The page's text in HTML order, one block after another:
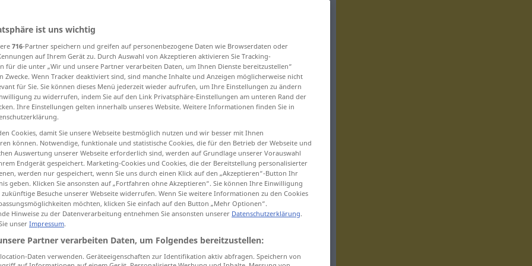
appropriate
einschlägigbetreffend
on (od die einschlägigeLiteratur
die einschlägigen Paragrafen
ist uns wichtig
716-Partner speichern und greifen auf personenbezogene Daten wie Browserdaten oder
auf Ihrem Gerät zu. Durch Auswahl von Akzeptieren aktivieren Sie Tracking-
für die unter „Wir und unsere Partner verarbeiten Daten, um Ihnen Dienste bereitzustellen“
Zwecke. Wenn Tracker deaktiviert sind, sind manche Inhalte und Anzeigen möglicherweise nicht
für Sie. Sie können dieses Menü jederzeit wieder aufrufen, um Ihre Einstellungen zu ändern
zu widerrufen, indem Sie auf den Link Privatsphäre-Einstellungen am unteren Rand der
Ihre Einstellungen gelten innerhalb unseres Website. Weitere Informationen finden Sie in
Cookies, damit Sie unsere Webseite bestmöglich nutzen und wir besser mit Ihnen
können. Notwendige, funktionale und statistische Cookies, die für den Betrieb der Webseite und
Auswertung unserer Webseite erforderlich sind, werden auf Grundlage unserer Vorauswahl
Endgerät gespeichert. Marketing-Cookies und Cookies, die der Bereitstellung personalisierter
werden nur gespeichert, wenn Sie uns durch einen Klick auf den „Akzeptieren“-Button Ihr
geben. Klicken Sie ansonsten auf „Fortfahren ohne Akzeptieren“. Sie können Ihre Einwilligung
Besuche unserer Webseite widerrufen. Wenn Sie weitere Informationen zu den Cookies
möchten, klicken Sie einfach auf den Button „Mehr Optionen“.
Hinweise zu der Datenverarbeitung entnehmen Sie ansonsten unserer Datenschutzerklärung.
unser Impressum.
Partner verarbeiten Daten, um Folgendes bereitzustellen:
Daten verwenden. Geräteeigenschaften zur Identifikation aktiv abfragen. Speichern von